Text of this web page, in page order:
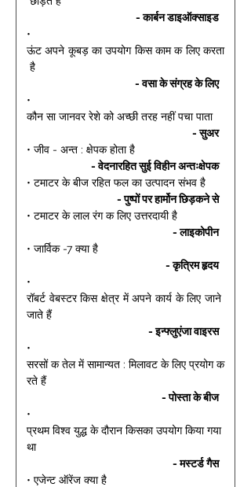
- कार्बन डाइऑक्साइड
•
ऊंट अपने कूबड़ का उपयोग किस काम क लिए करता
है
- वसा के संग्रह के लिए
•
कौन सा जानवर रेशे को अच्छी तरह नहीं पचा पाता
- सुअर
• जीव - अन्त : क्षेपक होता है
- वेदनारहित सुई विहीन अन्तःक्षेपक
• टमाटर के बीज रहित फल का उत्पादन संभव है
- पुष्पों पर हार्मोन छिड़कने से
• टमाटर के लाल रंग क लिए उत्तरदायी है
- लाइकोपीन
• जार्विक -7 क्या है
- कृत्रिम हृदय
•
रॉबर्ट वेबस्टर किस क्षेत्र में अपने कार्य के लिए जाने
जाते हैं
- इन्फ्लुएंजा वाइरस
•
सरसों क तेल में सामान्यत : मिलावट के लिए प्रयोग क
रते हैं
- पोस्ता के बीज
•
प्रथम विश्व युद्ध के दौरान किसका उपयोग किया गया
था
- मस्टर्ड गैस
• एजेन्ट ऑरेंज क्या है